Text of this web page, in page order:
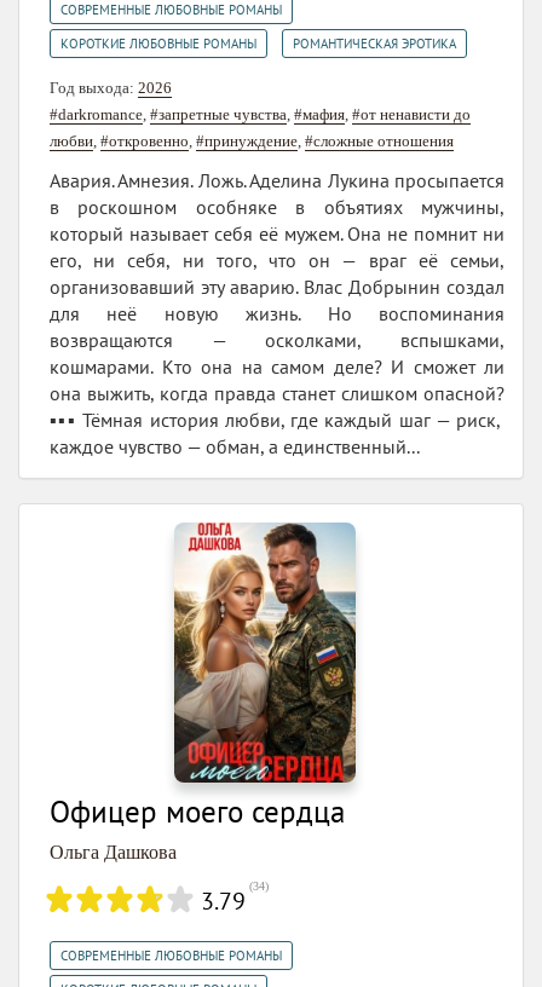
СОВРЕМЕННЫЕ ЛЮБОВНЫЕ РОМАНЫ
КОРОТКИЕ ЛЮБОВНЫЕ РОМАНЫ РОМАНТИЧЕСКАЯ ЭРОТИКА
Год выхода: 2026
#darkromance, #запретные чувства, #мафия, #от ненависти до
любви, #откровенно, #принуждение, #сложные отношения
Авария. Амнезия. Ложь. Аделина Лукина просыпается
в роскошном особняке в объятиях мужчины,
который называет себя её мужем. Она не помнит ни
его, ни себя, ни того, что он — враг её семьи,
организовавший эту аварию. Влас Добрынин создал
для неё новую жизнь. Но воспоминания
возвращаются — осколками, вспышками,
кошмарами. Кто она на самом деле? И сможет ли
она выжить, когда правда станет слишком опасной?
▪️▪️▪️ Тёмная история любви, где каждый шаг — риск,
каждое чувство — обман, а единственный...
Офицер моего сердца
Ольга Дашкова
3.79 (34)
СОВРЕМЕННЫЕ ЛЮБОВНЫЕ РОМАНЫ